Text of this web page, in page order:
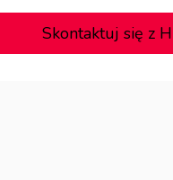
Skontaktuj się z